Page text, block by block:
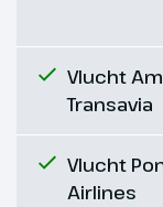
Vlucht
Transavia
Vlucht
Airlines